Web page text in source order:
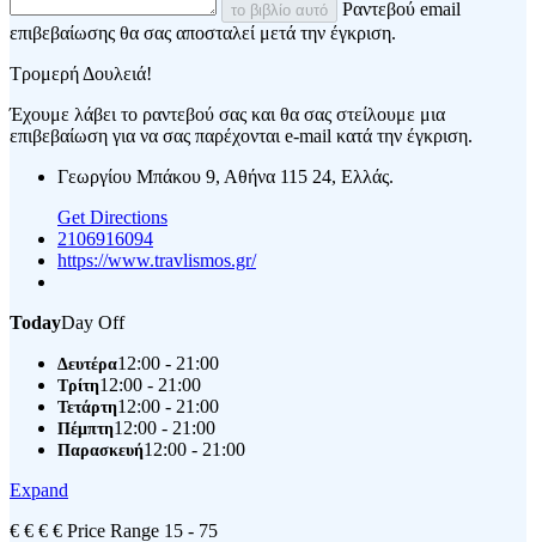
το βιβλίο αυτό
Ραντεβού email
επιβεβαίωσης θα σας αποσταλεί μετά την έγκριση.
Τρομερή Δουλειά!
Έχουμε λάβει το ραντεβού σας και θα σας στείλουμε μια
επιβεβαίωση για να σας παρέχονται e-mail κατά την έγκριση.
Γεωργίου Μπάκου 9, Αθήνα 115 24, Ελλάς.
Get Directions
2106916094
https://www.travlismos.gr/
TodayDay Off
Δευτέρα12:00 - 21:00
Τρίτη12:00 - 21:00
Τετάρτη12:00 - 21:00
Πέμπτη12:00 - 21:00
Παρασκευή12:00 - 21:00
Expand
€ € € € Price Range 15 - 75